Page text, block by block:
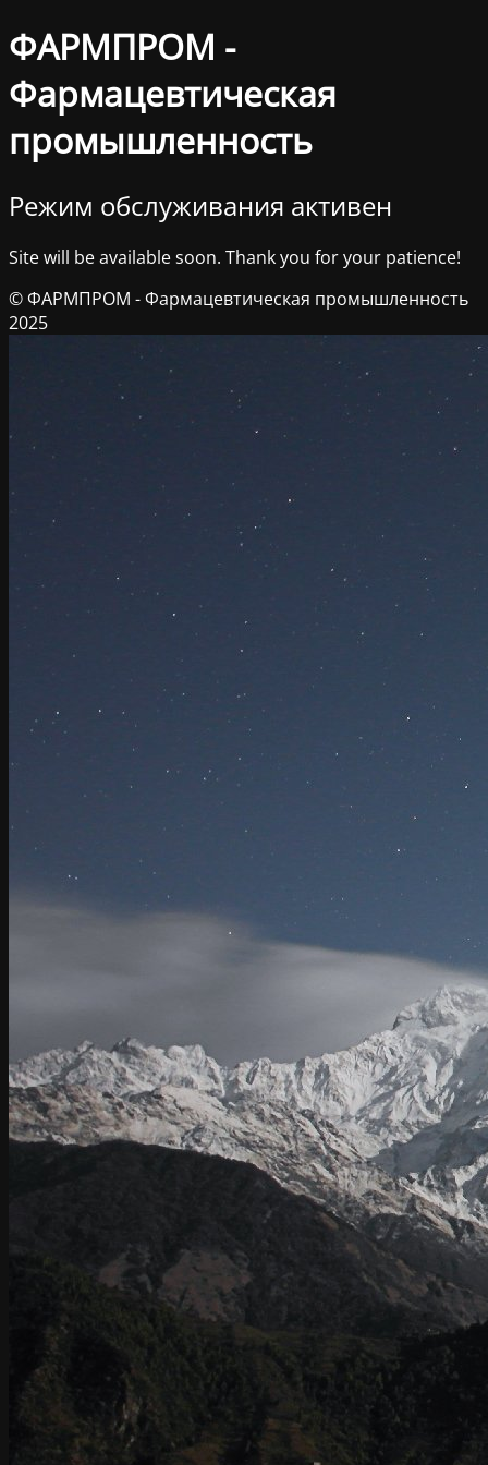
ФАРМПРОМ -
Фармацевтическая
промышленность
Режим обслуживания активен
Site will be available soon. Thank you for your patience!
© ФАРМПРОМ - Фармацевтическая промышленность
2025